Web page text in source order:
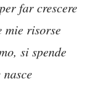
far crescere
mie risorse
si spende